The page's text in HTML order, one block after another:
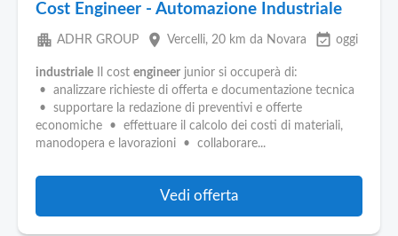
Cost Engineer - Automazione Industriale
apartment ADHR GROUP place Vercelli, 20 km da Novara event_available oggi
industriale Il cost engineer junior si occuperà di:
• analizzare richieste di offerta e documentazione tecnica
• supportare la redazione di preventivi e offerte
economiche • effettuare il calcolo dei costi di materiali,
manodopera e lavorazioni • collaborare...
Vedi offerta